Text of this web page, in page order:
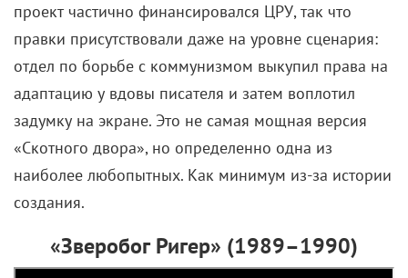
проект частично финансировался ЦРУ, так что
правки присутствовали даже на уровне сценария:
отдел по борьбе с коммунизмом выкупил права на
адаптацию у вдовы писателя и затем воплотил
задумку на экране. Это не самая мощная версия
«Скотного двора», но определенно одна из
наиболее любопытных. Как минимум из-за истории
создания.
«Зверобог Ригер» (1989–1990)